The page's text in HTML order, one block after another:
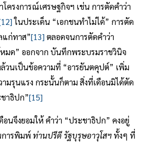
โครงการณ์เศรษฐกิจฯ เช่น การตัดคำว่า
ในประเด็น “เอกชนทำไม่ได้” การตัด
แก่ทาส”[13]ตลอดจนการตัดคำว่า
มด” ออกจาก บันทึกพระบรมราชวินิจ
วนเป็นข้อความที่ “อารยันตคุปต์” เพิ่ม
ามรุนแรง กระนั้นก็ตาม สิ่งที่เดือนมิได้ตัด
าธิปก”[15]
อนจึงยอมให้ คำว่า “ประชาธิปก” คงอยู่
การพิมพ์ ท่านปรีดี รัฐบุรุษอาวุโสฯทั้งๆ ที่